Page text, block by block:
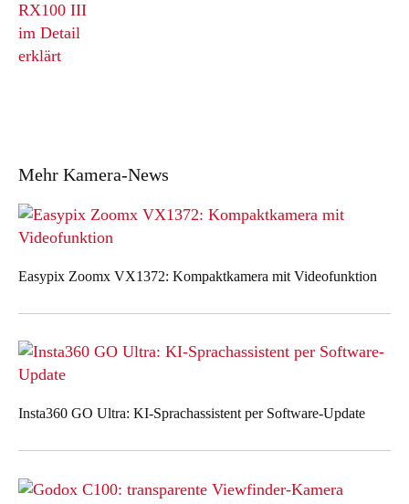
RX100 III
im Detail
erklärt
Mehr Kamera-News
Easypix Zoomx VX1372: Kompaktkamera mit Videofunktion
Insta360 GO Ultra: KI-Sprachassistent per Software-Update